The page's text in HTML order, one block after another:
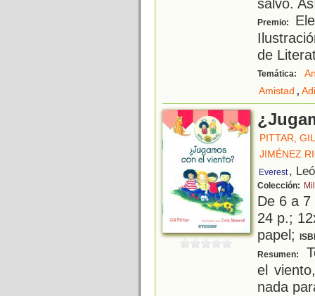
salvó.
Premio:
de
Temática:
Amistad ,
PITTAR,
JIMÉNEZ
Everest ,
Colección:
De 6 a
24 p.;
papel;
Resumen:
el
nada